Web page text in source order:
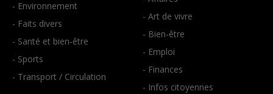
- Environnement
- Faits divers
- Santé et bien-être
- Sports
- Transport / Circulation
- Art de vivre
- Bien-être
- Emploi
- Finances
- Infos citoyennes